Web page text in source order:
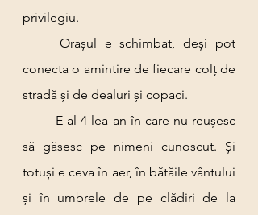
privilegiu.
conecta o amintire de fiecare colț de
stradă și de dealuri și copaci.
să găsesc pe nimeni cunoscut. Și
totuși e ceva în aer, în bătăile vântului
și în umbrele de pe clădiri de la